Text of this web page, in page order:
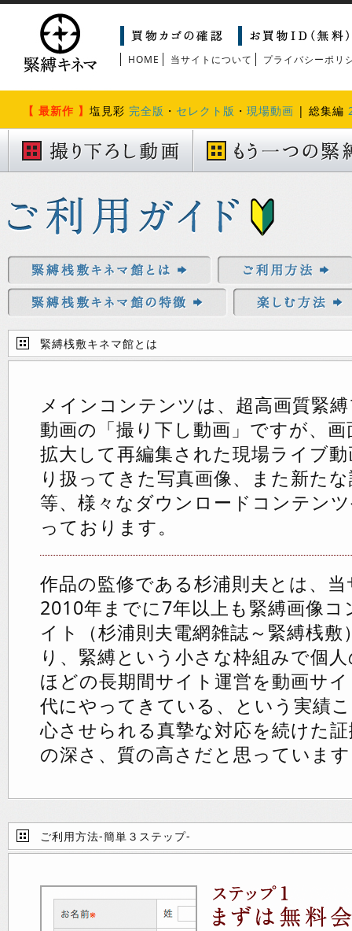
HOME 当サイトについて プライバシーポリ
【 最新作 】 塩見彩 完全版 ・ セレクト版 ・ 現場動画 | 総集編
緊縛桟敷キネマ館とは
メインコンテンツは、超高画質緊
動画の「撮り下し動画」ですが、
拡大して再編集された現場ライブ
り扱ってきた写真画像、また新た
等、様々なダウンロードコンテン
っております。
作品の監修である杉浦則夫とは、
2010年までに7年以上も緊縛画像
イト（杉浦則夫電網雑誌～緊縛桟
り、緊縛という小さな枠組みで個
ほどの長期間サイト運営を動画サ
代にやってきている、という実績
心させられる真摯な対応を続けた
の深さ、質の高さだと思っていま
ご利用方法-簡単３ステップ-